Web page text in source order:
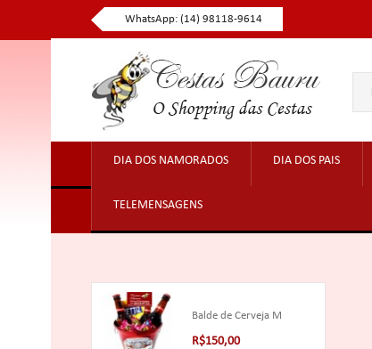
WhatsApp: (14) 98118-9614
DIA DOS NAMORADOS DIA DOS PAIS
TELEMENSAGENS
Balde de Cerveja M
R$150,00